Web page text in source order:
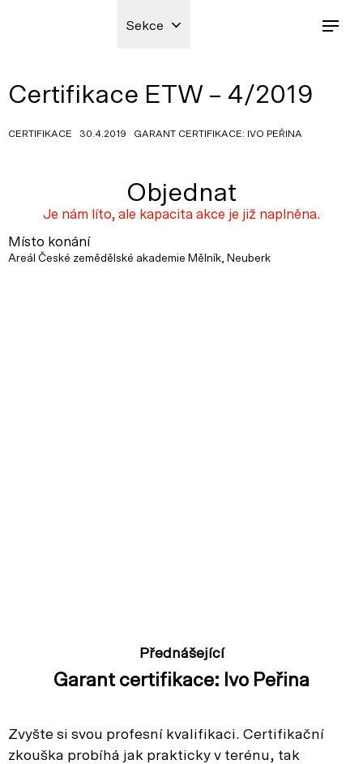
Sekce
Certifikace ETW – 4/2019
CERTIFIKACE 30.4.2019 GARANT CERTIFIKACE: IVO PEŘINA
Přednášející
Garant certifikace: Ivo Peřina
Zvyšte si svou profesní kvalifikaci. Certifikační
zkouška probíhá jak prakticky v terénu, tak
Objednat
Je nám líto, ale kapacita akce je již naplněna.
Místo konání
Areál České zemědělské akademie Mělník, Neuberk